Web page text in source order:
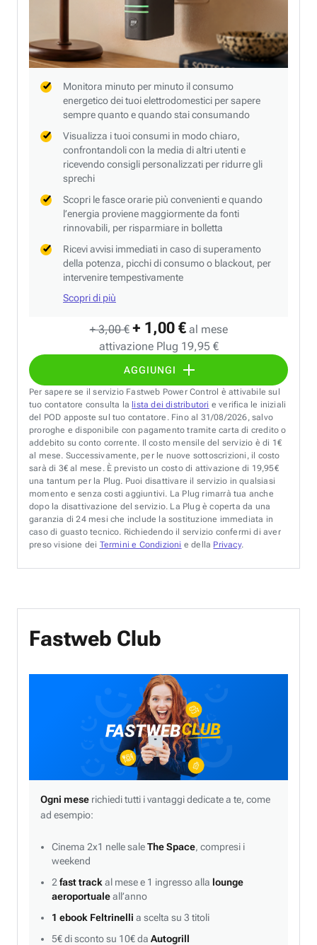
+ 3,00 € + 1,00 € al mese
attivazione Plug 19,95 €
AGGIUNGI
Monitora minuto per minuto il consumo
energetico dei tuoi elettrodomestici per sapere
sempre quanto e quando stai consumando
Visualizza i tuoi consumi in modo chiaro,
confrontandoli con la media di altri utenti e
ricevendo consigli personalizzati per ridurre gli
sprechi
Scopri le fasce orarie più convenienti e quando
l’energia proviene maggiormente da fonti
rinnovabili, per risparmiare in bolletta
Ricevi avvisi immediati in caso di superamento
della potenza, picchi di consumo o blackout, per
intervenire tempestivamente
Scopri di più
Per sapere se il servizio Fastweb Power Control è attivabile sul
tuo contatore consulta la lista dei distributori e verifica le iniziali
del POD apposte sul tuo contatore. Fino al 31/08/2026, salvo
proroghe e disponibile con pagamento tramite carta di credito o
addebito su conto corrente. Il costo mensile del servizio è di 1€
al mese. Successivamente, per le nuove sottoscrizioni, il costo
sarà di 3€ al mese. È previsto un costo di attivazione di 19,95€
una tantum per la Plug. Puoi disattivare il servizio in qualsiasi
momento e senza costi aggiuntivi. La Plug rimarrà tua anche
dopo la disattivazione del servizio. La Plug è coperta da una
garanzia di 24 mesi che include la sostituzione immediata in
caso di guasto tecnico. Richiedendo il servizio confermi di aver
preso visione dei Termini e Condizioni e della Privacy.
Fastweb Club
Ogni mese richiedi tutti i vantaggi dedicate a te, come
ad esempio:
Cinema 2x1 nelle saleThe Space, compresi i
weekend
2 fast track al mese e 1 ingresso alla lounge
aeroportualeall’anno
1 ebook Feltrinelli a scelta su 3 titoli
5€ di sconto su 10€ da Autogrill